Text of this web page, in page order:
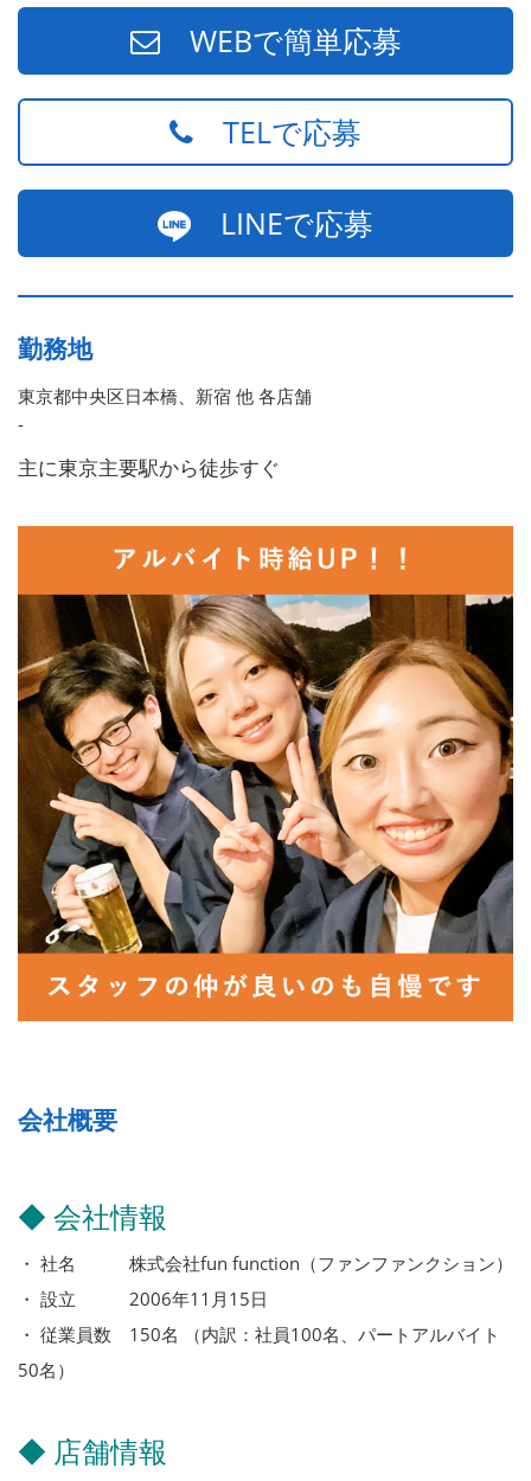
WEBで簡単応募
TELで応募
LINEで応募
勤務地
東京都中央区日本橋、新宿 他 各店舗
-
主に東京主要駅から徒歩すぐ
会社概要
◆ 会社情報
・ 社名 株式会社fun function（ファンファンクション）
・ 設立 2006年11月15日
・ 従業員数 150名 （内訳：社員100名、パートアルバイト
50名）
◆ 店舗情報